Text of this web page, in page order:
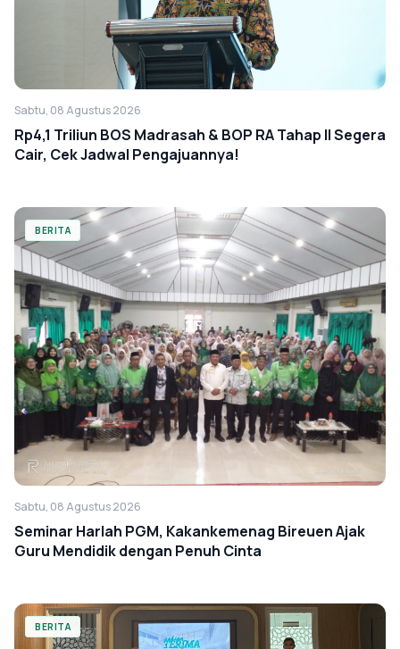
Sabtu, 08 Agustus 2026
Rp4,1 Triliun BOS Madrasah & BOP RA Tahap II Segera
Cair, Cek Jadwal Pengajuannya!
BERITA
Sabtu, 08 Agustus 2026
Seminar Harlah PGM, Kakankemenag Bireuen Ajak
Guru Mendidik dengan Penuh Cinta
BERITA